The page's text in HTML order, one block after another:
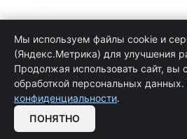
Информация
Программирование в 1С услуги
Услуги обслуживания и
Цены на услуги программиста
Мы используем файлы cookie и
(Яндекс.Метрика) для улучшения
Продолжая использовать сайт, вы
обработкой персональных данных.
конфиденциальности.
ПОНЯТНО